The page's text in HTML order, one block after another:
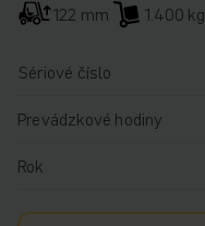
122 mm 1.400 kg
Sériové číslo
Prevádzkové hodiny
Rok